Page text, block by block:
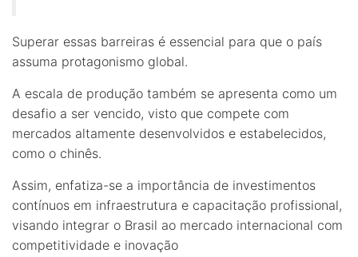
Superar essas barreiras é essencial para que o país
assuma protagonismo global.
A escala de produção também se apresenta como um
desafio a ser vencido, visto que compete com
mercados altamente desenvolvidos e estabelecidos,
como o chinês.
Assim, enfatiza-se a importância de investimentos
contínuos em infraestrutura e capacitação profissional,
visando integrar o Brasil ao mercado internacional com
competitividade e inovação